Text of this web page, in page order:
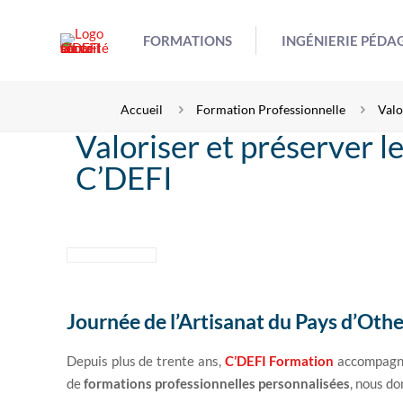
FORMATIONS INGÉNIERIE
Accueil Formation Professionnelle
Valoriser et préserver
C’DEFI
Journée de l’Artisanat du Pays
Depuis plus de trente ans, C’DEFI Formation
deformations professionnelles personnalisées, nous